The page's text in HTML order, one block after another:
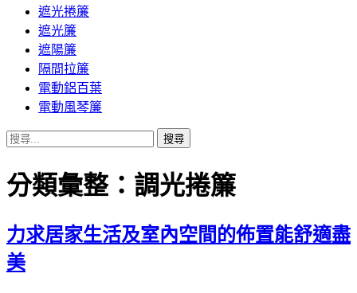
遮光捲簾
遮光簾
遮陽簾
隔間拉簾
電動鋁百葉
電動風琴簾
搜
關
鍵
分類彙整：調光捲簾
力求居家生活及室內空間的佈置能舒適盡
美